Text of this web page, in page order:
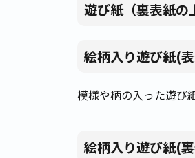
遊び紙（裏表紙の
絵柄入り遊び紙(
模様や柄の入った遊び
絵柄入り遊び紙(